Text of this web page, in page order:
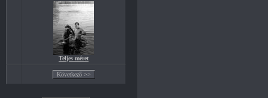
Teljes méret